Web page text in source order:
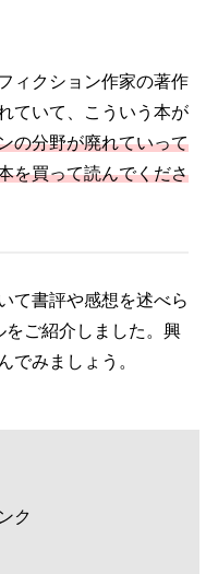
ィクション作家の著作
ていて、こういう本が
の分野が廃れていって
を買って読んでくださ
て書評や感想を述べら
ご紹介しました。興
でみましょう。
ク